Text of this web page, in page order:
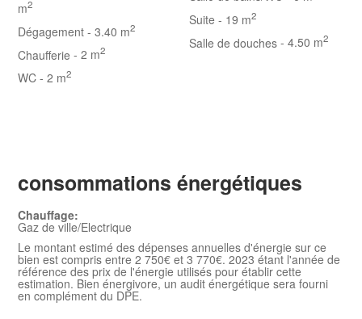
m2
Dégagement - 3.40 m2
Chaufferie - 2 m2
WC - 2 m2
Suite - 19 m2
Salle de douches - 4.50 m2
consommations énergétiques
Chauffage:
Gaz de ville/Electrique
Le montant estimé des dépenses annuelles d'énergie sur ce
bien est compris entre 2 750€ et 3 770€. 2023 étant l'année de
référence des prix de l'énergie utilisés pour établir cette
estimation. Bien énergivore, un audit énergétique sera fourni
en complément du DPE.